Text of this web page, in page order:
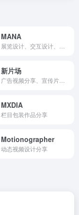
MANA
新片场
MXDIA
栏目包装作品分享
Motionographer
动态视频设计分享